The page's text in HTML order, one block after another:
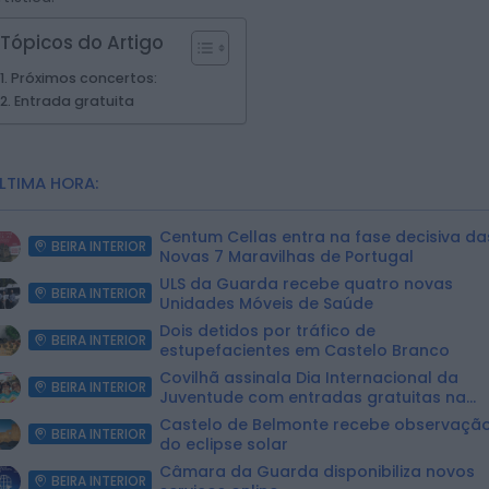
Tópicos do Artigo
Próximos concertos:
Entrada gratuita
HORA:
BEIRA INTERIOR
Centum Cellas entra na fase decisiva
Novas 7 Maravilhas de Portugal
BEIRA INTERIOR
ULS da Guarda recebe quatro novas
Unidades Móveis de Saúde
BEIRA INTERIOR
Dois detidos por tráfico de
estupefacientes em Castelo Branco
BEIRA INTERIOR
Covilhã assinala Dia Internacional da
Juventude com entradas gratuitas na
Piscina Praia
BEIRA INTERIOR
Castelo de Belmonte recebe
do eclipse solar
BEIRA INTERIOR
Câmara da Guarda disponibiliza novos